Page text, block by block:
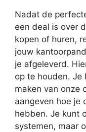
Nadat de
een deal is over
kopen of huren,
jouw
je afgeleverd.
op te houden. Je
maken van onze
aangeven hoe je
hebben. Je kunt
systemen, maar